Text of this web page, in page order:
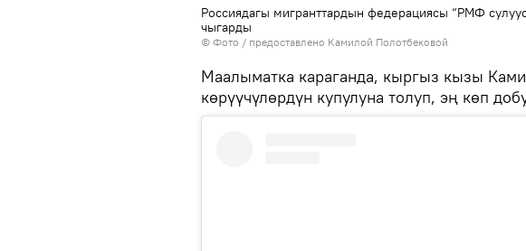
Россиядагы мигранттардын федерациясы “РМФ
чыгарды
© Фото / предоставлено Камилой Полотбековой
Маалыматка караганда, кыргыз кызы
көрүүчүлөрдүн купулуна толуп, эң көп